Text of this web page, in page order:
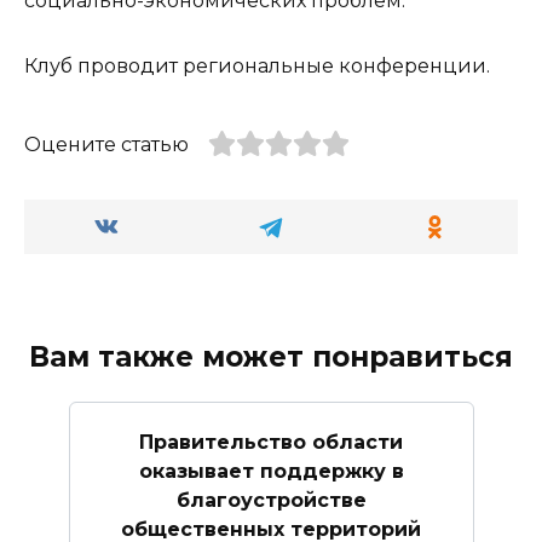
Клуб проводит региональные конференции.
Оцените статью
Вам также может понравиться
Правительство области
оказывает поддержку в
благоустройстве
общественных территорий